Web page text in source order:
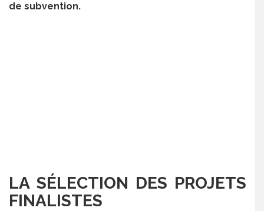
de subvention.
LA SÉLECTION DES PROJETS
FINALISTES